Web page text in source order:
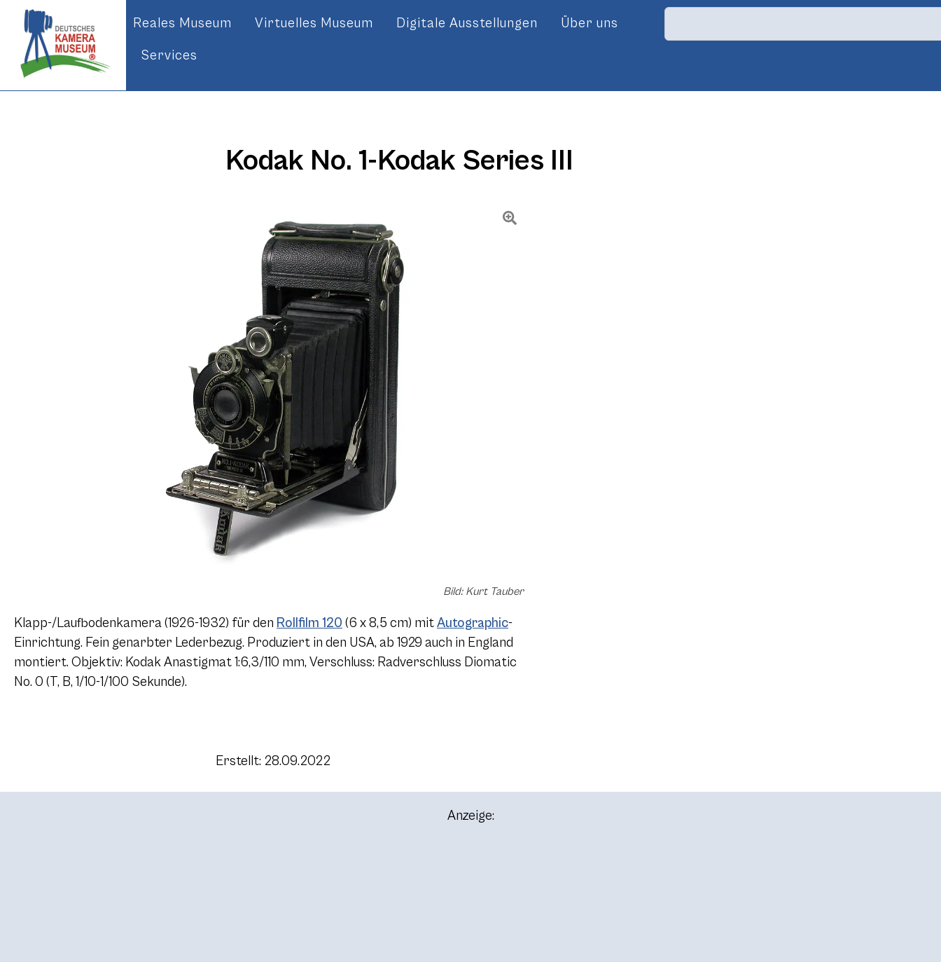
Reales Museum Virtuelles Museum Digitale Ausstellungen Über uns
Services
Kodak No. 1-Kodak Series III
Bild: Kurt Tauber
Klapp-/Laufbodenkamera (1926-1932) für den Rollfilm 120 (6 x 8,5 cm) mitAutographic-
Einrichtung. Fein genarbter Lederbezug. Produziert in den USA, ab 1929 auch in England
montiert. Objektiv: Kodak Anastigmat 1:6,3/110 mm, Verschluss: Radverschluss Diomatic
No. 0 (T, B, 1/10-1/100 Sekunde).
Erstellt: 28.09.2022
Anzeige: